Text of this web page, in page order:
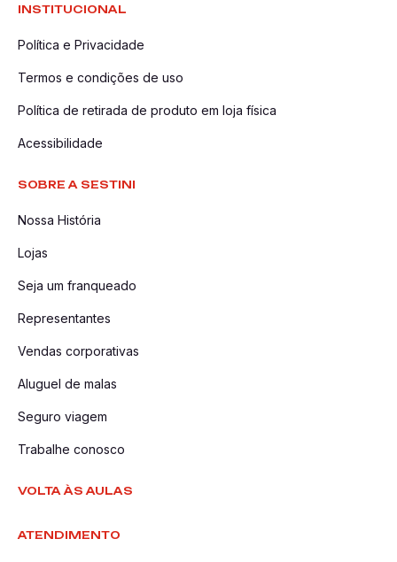
INSTITUCIONAL
Política e Privacidade
Termos e condições de uso
Política de retirada de produto em loja física
Acessibilidade
SOBRE A SESTINI
Nossa História
Lojas
Seja um franqueado
Representantes
Vendas corporativas
Aluguel de malas
Seguro viagem
Trabalhe conosco
VOLTA ÀS AULAS
ATENDIMENTO